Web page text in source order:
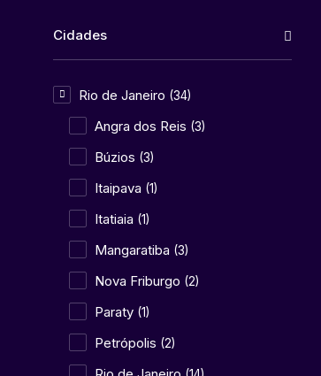
Cidades
Rio de Janeiro (34)
Angra dos Reis (3)
Búzios (3)
Itaipava (1)
Itatiaia (1)
Mangaratiba (3)
Nova Friburgo (2)
Paraty (1)
Petrópolis (2)